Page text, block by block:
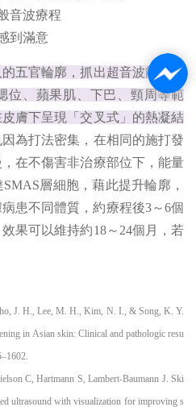
音波療程
到滿意
五官輪廓，抓出超音波能量的
位、蘋果肌、下巴、頸周等範
膚下呈現「交叉式」的熱凝結
為打法密集，在相同的施打發
在不傷害非治療部位下，能量
層細胞，藉此提升輪廓，
患不同體質，約療程後3～6個
果可以維持約18～24個月，若
J. H., Lee, M. H., Kim, N. I., & Song, K. Y.
in Asian skin: Clinical and pathologic resu
C, Hartmann S, Lambert-Baumann J. Ski
ultrasound with visualization for improving s